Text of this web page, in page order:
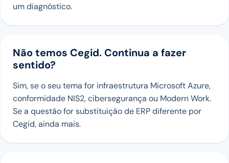
um diagnóstico.
Não temos Cegid. Continua a fazer
sentido?
Sim, se o seu tema for infraestrutura Microsoft Azure,
conformidade NIS2, cibersegurança ou Modern Work.
Se a questão for substituição de ERP diferente por
Cegid, ainda mais.